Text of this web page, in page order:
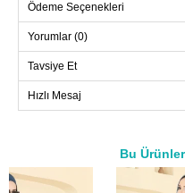
40
46
48
Ödeme Seçenekleri
Yorumlar (0)
Tavsiye Et
Hızlı Mesaj
Bu
a>